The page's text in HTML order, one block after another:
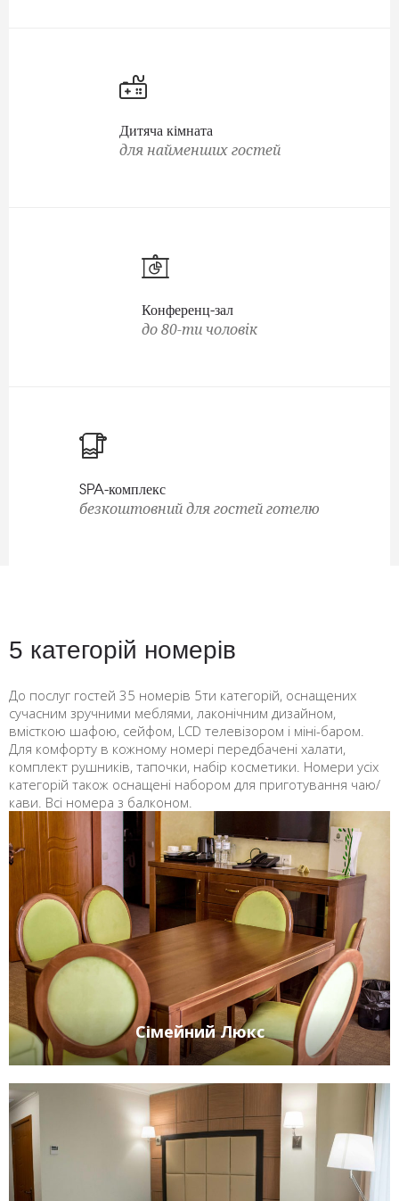
Дитяча кімната
для найменших гостей
Конференц-зал
до 80-ти чоловік
SPA-комплекс
безкоштовний для гостей готелю
5 категорій номерів
До послуг гостей 35 номерів 5ти категорій, оснащених
сучасним зручними меблями, лаконічним дизайном,
вмісткою шафою, сейфом, LCD телевізором і міні-баром.
Для комфорту в кожному номері передбачені халати,
комплект рушників, тапочки, набір косметики. Номери усіх
категорій також оснащені набором для приготування чаю/
кави. Всі номера з балконом.
Сімейний Люкс